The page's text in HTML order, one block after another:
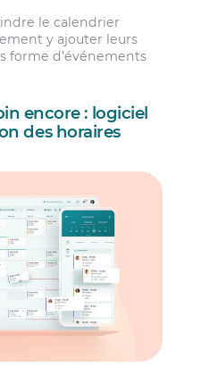
le calendrier
y ajouter leurs
forme d’événements
encore : logiciel
des horaires